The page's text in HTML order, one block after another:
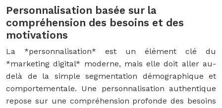
Personnalisation basée sur la
compréhension des besoins et des
motivations
La *personnalisation* est un élément clé du
*marketing digital* moderne, mais elle doit aller au-
delà de la simple segmentation démographique et
comportementale. Une personnalisation authentique
repose sur une compréhension profonde des besoins